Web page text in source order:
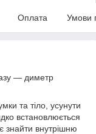
Оплата Умови
— диметр
та тіло, усунути
встановлюється
знайти внутрішню